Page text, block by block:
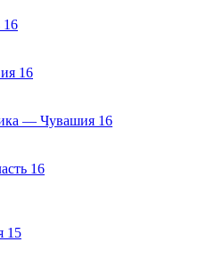
16
16
— Чувашия 16
16
15